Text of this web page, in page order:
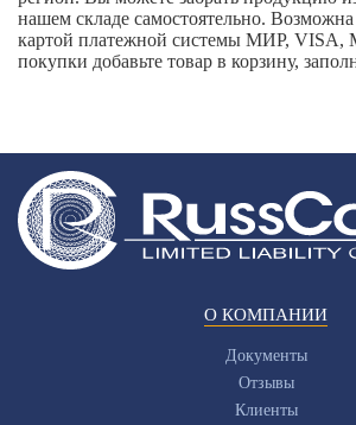
нашем складе самостоятельно.
картой платежной системы МИР, VISA,
покупки добавьте товар в корзину,
О КОМПАНИИ
Документы
Отзывы
Клиенты